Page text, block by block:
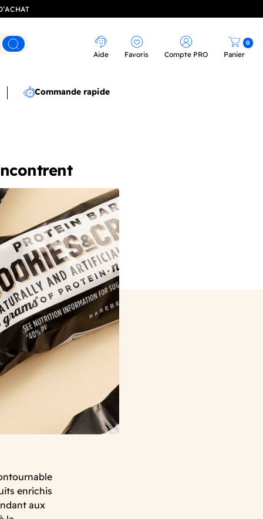
Rechercher
Aide Favoris Compte PRO Panier
0
Commande rapide
enrichis
aux